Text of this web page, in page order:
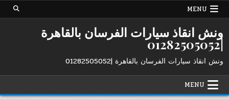
Skip
MENU
ونش انقاذ سيارات الفرسان بالقاهرة
|01282505052
ونش انقاذ سيارات الفرسان بالقاهرة |01282505052
MENU